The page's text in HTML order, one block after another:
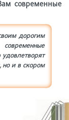
современные
дорогим
но и в скором